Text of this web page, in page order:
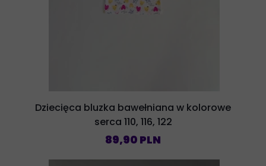
Dziecięca bluzka bawełniana w kolorowe
serca 110, 116, 122
89,90 PLN